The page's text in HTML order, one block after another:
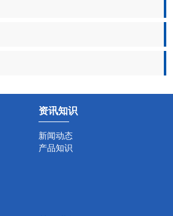
资讯知识
新闻动态
产品知识